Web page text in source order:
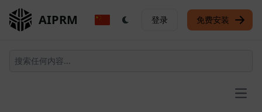
AIPRM 登录 免费安装